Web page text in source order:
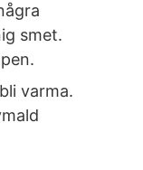
smet.
varma.